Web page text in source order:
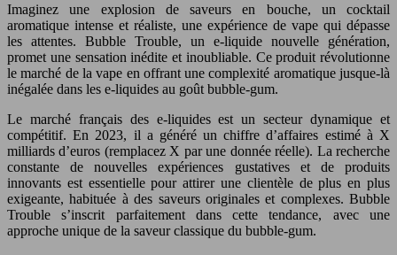
Imaginez une explosion de saveurs en bouche, un cocktail
aromatique intense et réaliste, une expérience de vape qui dépasse
les attentes. Bubble Trouble, un e-liquide nouvelle génération,
promet une sensation inédite et inoubliable. Ce produit révolutionne
le marché de la vape en offrant une complexité aromatique jusque-là
inégalée dans les e-liquides au goût bubble-gum.
Le marché français des e-liquides est un secteur dynamique et
compétitif. En 2023, il a généré un chiffre d’affaires estimé à X
milliards d’euros (remplacez X par une donnée réelle). La recherche
constante de nouvelles expériences gustatives et de produits
innovants est essentielle pour attirer une clientèle de plus en plus
exigeante, habituée à des saveurs originales et complexes. Bubble
Trouble s’inscrit parfaitement dans cette tendance, avec une
approche unique de la saveur classique du bubble-gum.